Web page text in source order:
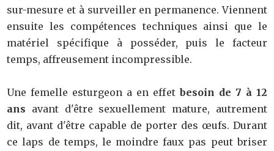
sur-mesure et à surveiller en permanence. Viennent
ensuite les compétences techniques ainsi que le
matériel spécifique à posséder, puis le facteur
temps, affreusement incompressible.
Une femelle esturgeon a en effetbesoin de 7 à 12
ans avant d'être sexuellement mature, autrement
dit, avant d'être capable de porter des œufs. Durant
ce laps de temps, le moindre faux pas peut briser